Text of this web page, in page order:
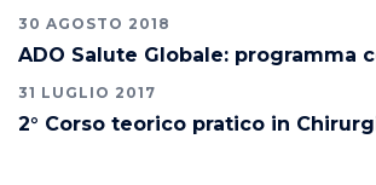
30 AGOSTO 2018
ADO Salute Globale: programma
31 LUGLIO 2017
2° Corso teorico pratico in